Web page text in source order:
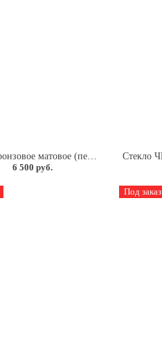
Стекло Бронзовое матовое (песок) 4мм.
6 500 руб.
Под заказ